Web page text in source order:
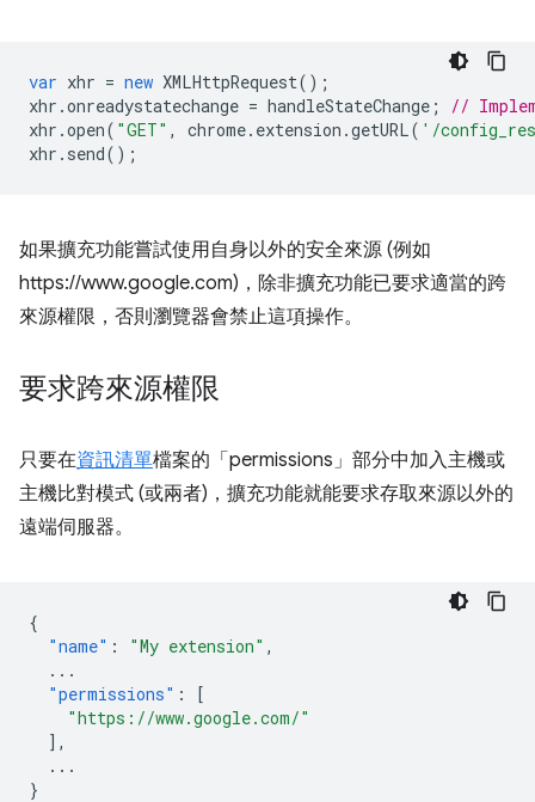
var xhr = new XMLHttpRequest();
xhr .onreadystatechange = handleStateChange ;
//
xhr .open( "GET" , chrome. extension .getURL( '/
xhr . send();
如果擴充功能嘗試使用自身以外的安全來源 (例如
https://www.google.com)，除非擴充功能已要求適當的跨
來源權限，否則瀏覽器會禁止這項操作。
要求跨來源權限
只要在資訊清單檔案的「permissions」 部分中加入主機或
主機比對模式 (或兩者)，擴充功能就能要求存取來源以外的
遠端伺服器。
{
"name" : "My extension" ,
...
"permissions" :
[
"https://www.google.com/"
],
...
}